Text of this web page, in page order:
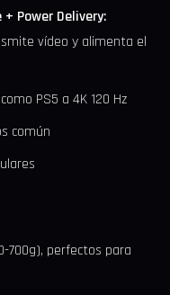
Power Delivery:
vídeo y alimenta el
PS5 a 4K 120 Hz
común
700g), perfectos para